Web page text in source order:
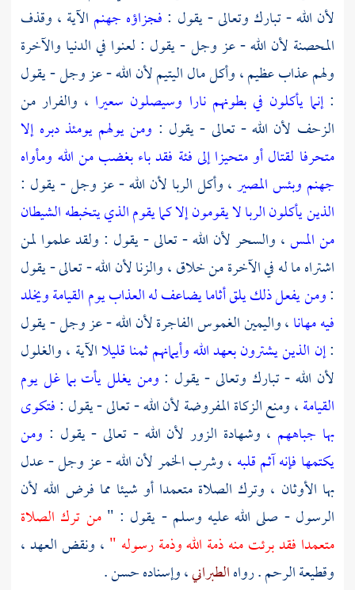
لأن الله - تبارك وتعالى - يقول : فجزاؤه جهنم الآية ، وقذف
المحصنة لأن الله - عز وجل - يقول : لعنوا في الدنيا والآخرة
ولهم عذاب عظيم ، وأكل مال اليتيم لأن الله - عز وجل - يقول
:إنما يأكلون في بطونهم نارا وسيصلون سعيرا ، والفرار من
الزحف لأن الله - تعالى - يقول : ومن يولهم يومئذ دبره إلا
متحرفا لقتال أو متحيزا إلى فئة فقد باء بغضب من الله ومأواه
جهنم وبئس المصير، وأكل الربا لأن الله - عز وجل - يقول :
الذين يأكلون الربا لا يقومون إلا كما يقوم الذي يتخبطه الشيطان
من المس، والسحر لأن الله - تعالى - يقول : ولقد علموا لمن
اشتراه ما له في الآخرة من خلاق ، والزنا لأن الله - تعالى - يقول
:ومن يفعل ذلك يلق أثاما يضاعف له العذاب يوم القيامة ويخلد
فيه مهانا، واليمين الغموس الفاجرة لأن الله - عز وجل - يقول
:إن الذين يشترون بعهد الله وأيمانهم ثمنا قليلاالآية ، والغلول
لأن الله - تبارك وتعالى - يقول : ومن يغلل يأت بما غل يوم
القيامة، ومنع الزكاة المفروضة لأن الله - تعالى - يقول :فتكوى
بها جباههم ، وشهادة الزور لأن الله - تعالى - يقول : ومن
يكتمها فإنه آثم قلبه ، وشرب الخمر لأن الله - عز وجل - عدل
بها الأوثان ، وترك الصلاة متعمدا أو شيئا مما فرض الله لأن
الرسول - صلى الله عليه وسلم - يقول : "من ترك الصلاة
متعمدا فقد برئت منه ذمة الله وذمة رسوله " ، ونقض العهد ،
وقطيعة الرحم . رواهالطبراني، وإسناده حسن .